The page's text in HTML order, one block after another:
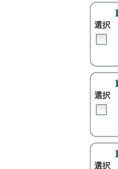
選択
選択
選択